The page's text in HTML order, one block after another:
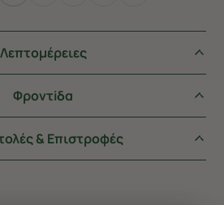
Λεπτομέρειες
Φροντiδα
& Επιστροφές